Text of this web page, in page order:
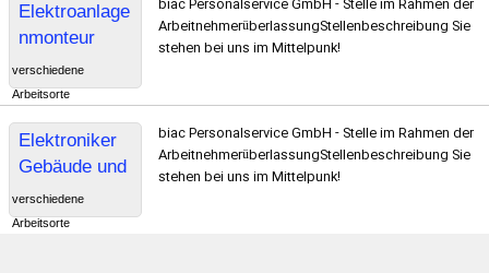
Elektroanlage
nmonteur
verschiedene
Arbeitsorte
biac Personalservice GmbH - Stelle im Rahmen der
ArbeitnehmerüberlassungStellenbeschreibung Sie
stehen bei uns im Mittelpunk!
Elektroniker
Gebäude und
Energietechni
k
verschiedene
Arbeitsorte
biac Personalservice GmbH - Stelle im Rahmen der
ArbeitnehmerüberlassungStellenbeschreibung Sie
stehen bei uns im Mittelpunk!